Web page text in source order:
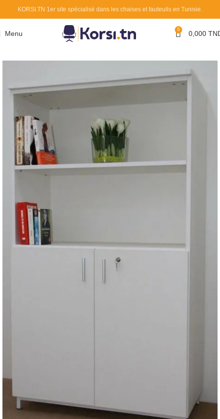
KORSI.TN 1er site spécialisé dans les chaises et fauteuils en Tunisie.
Menu 0 0,000